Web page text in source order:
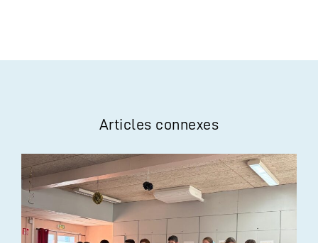
Articles connexes